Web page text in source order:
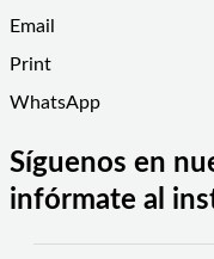
Email
Print
WhatsApp
Síguenos en
infórmate al